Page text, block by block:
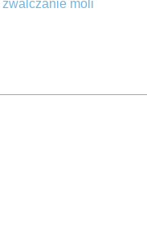
zwalczanie moli